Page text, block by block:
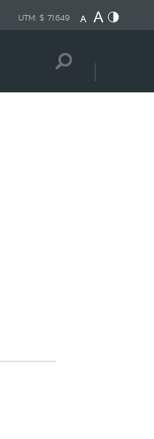
UTM: $ 71.649